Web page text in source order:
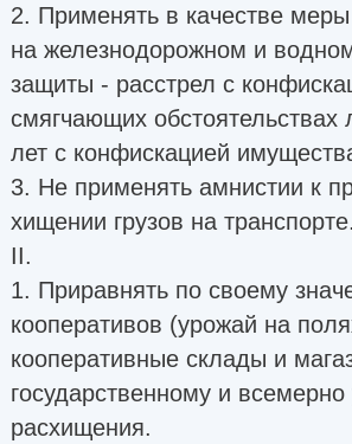
2. Применять в качестве
на железнодорожном и
защиты - расстрел с
смягчающих
лет с конфискацией
3. Не применять амнистии к
хищении грузов на транспорте.
II.
1. Приравнять по своему
кооперативов (урожай на
кооперативные склады и
государственному и
расхищения.